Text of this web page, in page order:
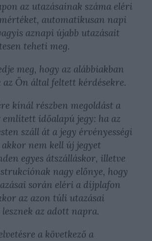
az utazásainak száma eléri
automatikusan napi
aznapi újabb utazásait
teheti meg.
meg, hogy az alábbiakban
az Ön által feltett kérdésekre.
kínál részben megoldást a
időalapú jegy: ha az
száll át a jegy érvényességi
nem kell új jegyet
egyes átszálláskor, illetve
nagy előnye, hogy
során eléri a díjplafon
az azon túli utazásai
az adott napra.
a következő a